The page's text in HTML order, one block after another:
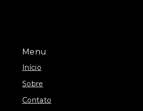
Menu
Início
Sobre
Contato